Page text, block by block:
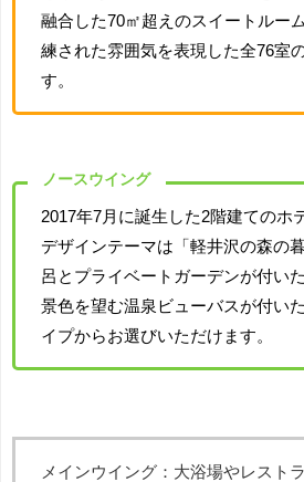
融合した70㎡超えのスイートルー
練された雰囲気を表現した全76室
す。
ノースウイング
2017年7月に誕生した2階建てのホ
デザインテーマは「軽井沢の森の
呂とプライベートガーデンが付い
景色を望む温泉ビューバスが付い
イプからお選びいただけます。
メインウイング：大浴場やレスト